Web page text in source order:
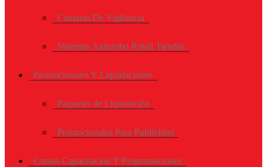
Cámaras De Vigilancia
Sistemas Antirrobo Retail Tiendas
Promocionales Y Liquidaciones
Paquetes de Liquidación
Promocionales Para Publicidad
Cursos Capacitación Y Programaciones